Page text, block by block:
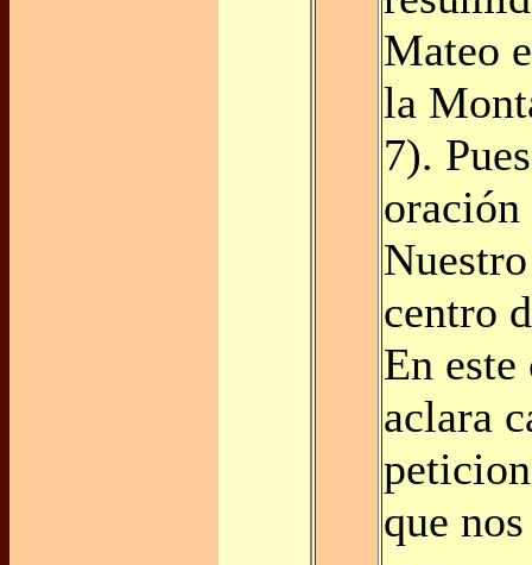
Mateo
la
7).
oración
centro
En
aclara
que